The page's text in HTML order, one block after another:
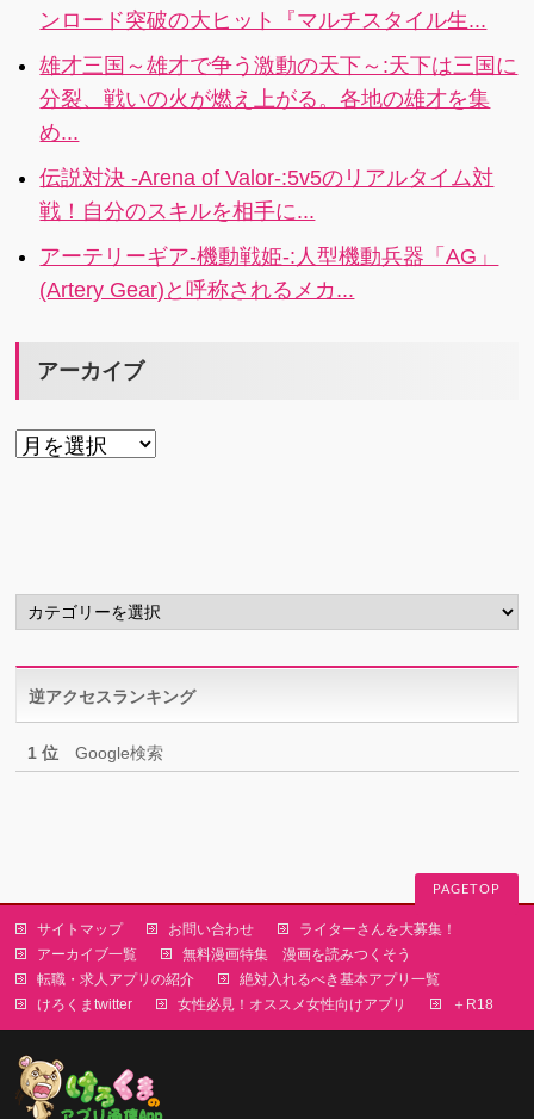
ンロード突破の大ヒット『マルチスタイル生...
雄才三国～雄才で争う激動の天下～:天下は三国に
分裂、戦いの火が燃え上がる。各地の雄才を集
め...
伝説対決 -Arena of Valor-:5v5のリアルタイム対
戦！自分のスキルを相手に...
アーテリーギア-機動戦姫-:人型機動兵器「AG」
(Artery Gear)と呼称されるメカ...
アーカイブ
ア
カ
テ
リ
ー逆アクセスランキング
1 位 Google検索
PAGETOP
サイトマップ お問い合わせ
ライターさんを大募集！
アーカイブ一覧
無料漫画特集 漫画を読みつくそう
転職・求人アプリの紹介
絶対入れるべき基本アプリ一覧
けろくまtwitter
女性必見！オススメ女性向けアプリ ＋R18